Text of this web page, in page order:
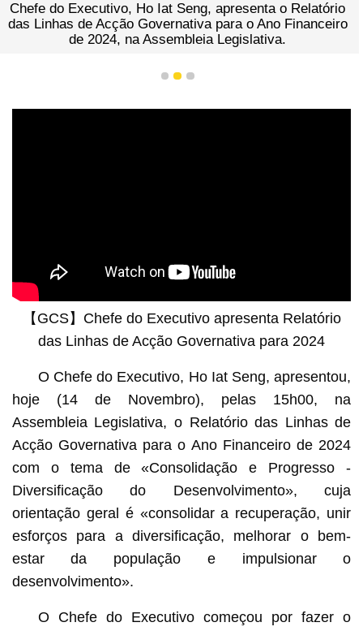
Chefe do Executivo, Ho Iat Seng, apresenta o Relatório
das Linhas de Acção Governativa para o Ano Financeiro
de 2024, na Assembleia Legislativa.
1 2 3
【GCS】Chefe do Executivo apresenta Relatório
das Linhas de Acção Governativa para 2024
O Chefe do Executivo, Ho Iat Seng, apresentou,
hoje (14 de Novembro), pelas 15h00, na
Assembleia Legislativa, o Relatório das Linhas de
Acção Governativa para o Ano Financeiro de 2024
com o tema de «Consolidação e Progresso -
Diversificação do Desenvolvimento», cuja
orientação geral é «consolidar a recuperação, unir
esforços para a diversificação, melhorar o bem-
estar da população e impulsionar o
desenvolvimento».
O Chefe do Executivo começou por fazer o